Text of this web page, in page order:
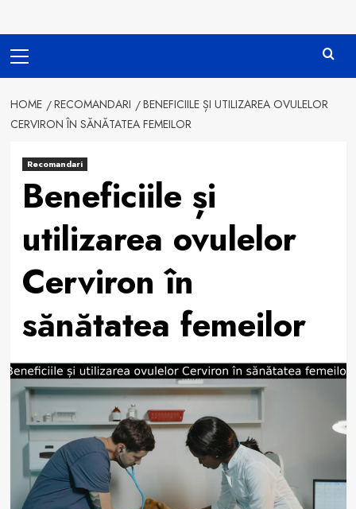
Menu
HOME RECOMANDARI
BENEFICIILE ȘI UTILIZAREA OVULELOR
CERVIRON ÎN SĂNĂTATEA FEMEILOR
Recomandari
Beneficiile și
utilizarea ovulelor
Cerviron în
sănătatea femeilor